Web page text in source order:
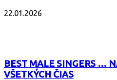
22.01.2026
BEST MALE SINGERS …
VŠETKÝCH ČIAS